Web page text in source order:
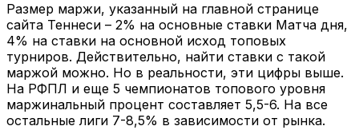
Размер маржи, указанный на главной странице
сайта Теннеси – 2% на основные ставки Матча дня,
4% на ставки на основной исход топовых
турниров. Действительно, найти ставки с такой
маржой можно. Но в реальности, эти цифры выше.
На РФПЛ и еще 5 чемпионатов топового уровня
маржинальный процент составляет 5,5-6. На все
остальные лиги 7-8,5% в зависимости от рынка.